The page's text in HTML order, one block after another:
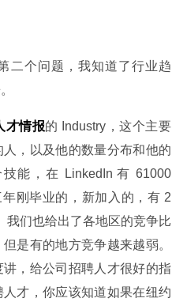
二个问题，我知道了行业趋
才情报的 Industry，这个主要
，以及他的数量分布和他的
能，在 LinkedIn 有 61000
刚毕业的，新加入的，有 2
我们也给出了各地区的竞争比
是有的地方竞争越来越弱。
讲，给公司招聘人才很好的指
才，你应该知道如果在纽约